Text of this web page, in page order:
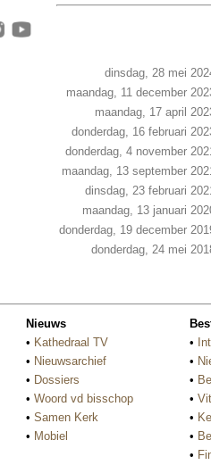
dinsdag, 28 mei
maandag, 11 december
maandag, 17 april
donderdag, 16 februari
donderdag, 4 november
maandag, 13 september
dinsdag, 23 februari
maandag, 13 januari
donderdag, 19 december
donderdag, 24 mei
Nieuws
• Kathedraal TV
• Nieuwsarchief
• Dossiers
• Woord vd bisschop
• Samen Kerk
• Mobiel
•
•
•
•
•
•
•